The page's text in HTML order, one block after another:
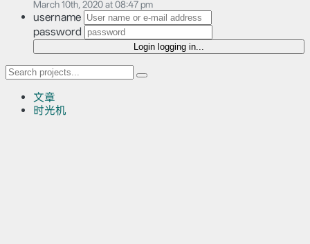
March 10th, 2020 at 08:47 pm
username
password
Login logging in...
文章
时光机